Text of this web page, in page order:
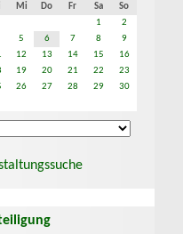
Mi Do Fr Sa
So
1
2
5 6 7 8
9
12 13 14 15
16
19 20 21 22
23
26 27 28 29
30